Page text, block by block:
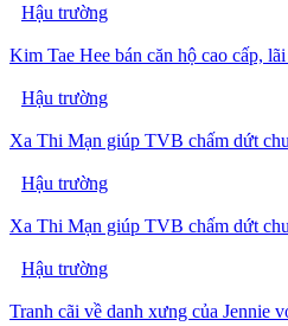
Hậu trường
Kim Tae Hee bán căn hộ cao cấp,
Hậu trường
Xa Thi Mạn giúp TVB chấm dứt
Hậu trường
Xa Thi Mạn giúp TVB chấm dứt
Hậu trường
Tranh cãi về danh xưng của Jennie